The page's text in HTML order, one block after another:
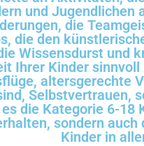
und
die
die den
Wissensdurst und
Ihrer Kinder
altersgerechte
Selbstvertrauen,
die Kategorie 6-18
sondern
Kinder in